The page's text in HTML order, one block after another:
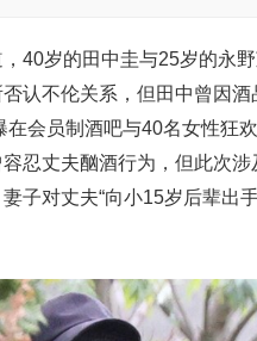
40岁的田中圭与25岁的永
认不伦关系，但田中曾因
会员制酒吧与40名女性狂
忍丈夫酗酒行为，但此次
妻子对丈夫“向小15岁后辈出